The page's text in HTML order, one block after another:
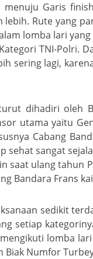
menuju Garis
lebih. Rute yang
lomba lari
TNI-Polri.
sering lagi,
dihadiri oleh
utama yaitu
Cabang
sehat sangat
saat ulang tahun
Bandara Frans
sedikit
setiap
lomba
Biak Numfor